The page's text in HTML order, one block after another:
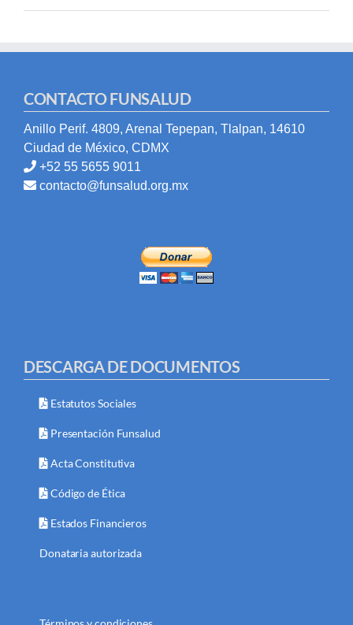
CONTACTO FUNSALUD
Anillo Perif. 4809, Arenal Tepepan, Tlalpan, 14610
Ciudad de México, CDMX
+52 55 5655 9011
contacto@funsalud.org.mx
DESCARGA DE DOCUMENTOS
Estatutos Sociales
Presentación Funsalud
Acta Constitutiva
Código de Ética
Estados Financieros
Donataria autorizada